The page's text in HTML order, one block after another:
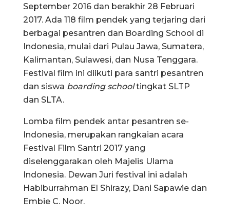
September 2016 dan berakhir 28 Februari
2017. Ada 118 film pendek yang terjaring dari
berbagai pesantren dan Boarding School di
Indonesia, mulai dari Pulau Jawa, Sumatera,
Kalimantan, Sulawesi, dan Nusa Tenggara.
Festival film ini diikuti para santri pesantren
dan siswa boarding schooltingkat SLTP
dan SLTA.
Lomba film pendek antar pesantren se-
Indonesia, merupakan rangkaian acara
Festival Film Santri 2017 yang
diselenggarakan oleh Majelis Ulama
Indonesia. Dewan Juri festival ini adalah
Habiburrahman El Shirazy, Dani Sapawie dan
Embie C. Noor.